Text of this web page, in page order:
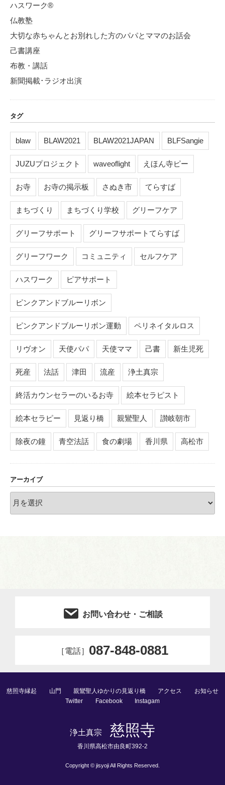
ハスワーク®
仏教塾
大切な赤ちゃんとお別れした方のパパとママのお話会
己書講座
布教・講話
新聞掲載･ラジオ出演
タグ
blaw BLAW2021 BLAW2021JAPAN BLFSangie
JUZUプロジェクト waveoflight えほん寺ピー
お寺 お寺の掲示板 さぬき市 てらすば
まちづくり まちづくり学校 グリーフケア
グリーフサポート グリーフサポートてらすば
グリーフワーク コミュニティ セルフケア
ハスワーク ピアサポート
ピンクアンドブルーリボン
ピンクアンドブルーリボン運動 ペリネイタルロス
リヴオン 天使パパ 天使ママ 己書 新生児死
死産 法話 津田 流産 浄土真宗
終活カウンセラーのいるお寺 絵本セラピスト
絵本セラピー 見返り橋 親鸞聖人 讃岐朝市
除夜の鐘 青空法話 食の劇場 香川県 高松市
アーカイブ
ー
お問い合わせ・ご相談
［電話］ 087-848-0881
慈照寺縁起 山門 親鸞聖人ゆかりの見返り橋 アクセス
お知らせ
Twitter
Facebook Instagam
浄⼟真宗 慈照寺
⾹川県⾼松市由良町392-2
Copyright © jisyoji All Rights Reserved.